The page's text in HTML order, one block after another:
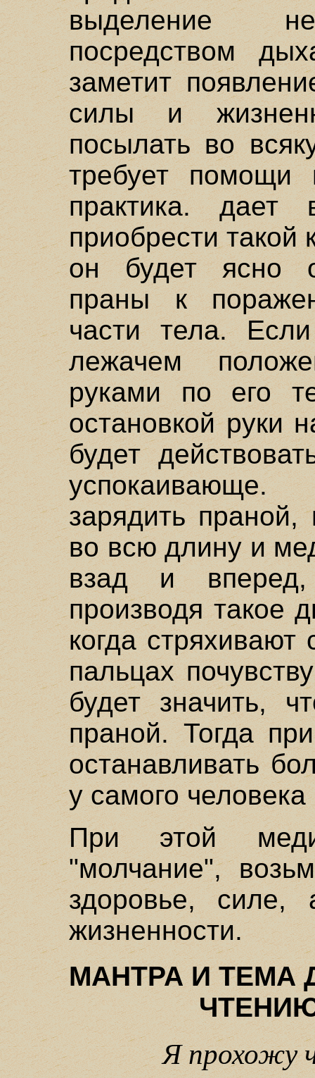
выделение
посредством
заметит
силы и
посылать во
требует
практика. дает
приобрести такой
он будет ясно
праны к
части тела.
лежачем
руками по его
остановкой руки
будет
зарядить праной,
во всю длину и
взад и
производя такое
когда стряхивают
пальцах
будет значить,
праной. Тогда
останавливать
у самого
При этой
"молчание",
здоровье, силе,
жизненности.
МАНТРА И ТЕМА
Я прохожу